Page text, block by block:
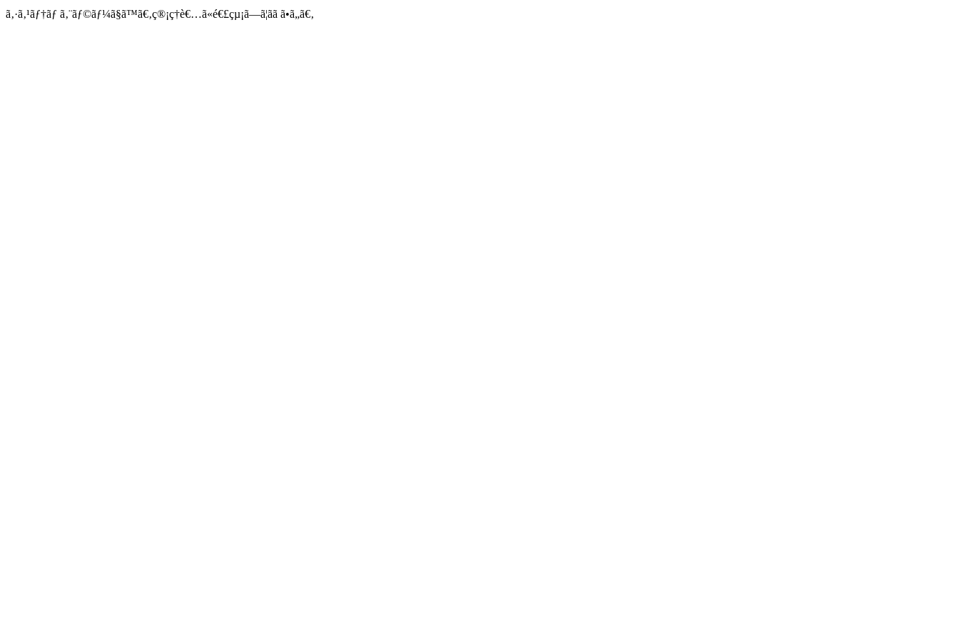
ã‚·ã‚¹ãƒ†ãƒ ã‚¨ãƒ©ãƒ¼ã§ã™ã€‚ç®¡ç†è€…ã«é€£çµ¡ã—ã¦ãã ã•ã„ã€‚